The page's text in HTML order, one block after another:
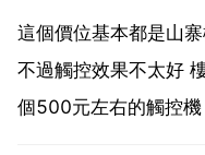
這個價位基本都是山
不過觸控效果不太好
個500元左右的觸控